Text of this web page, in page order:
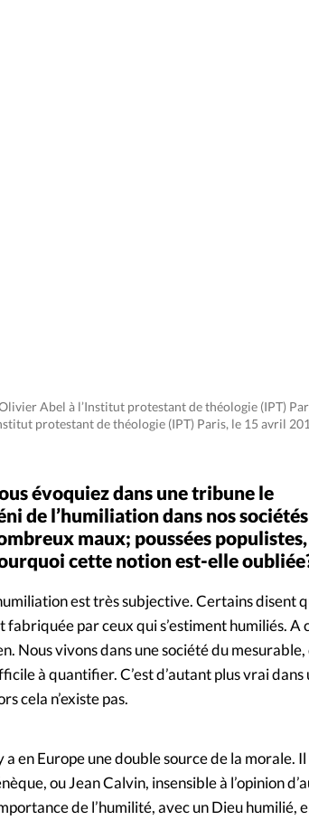
Abel à l’Institut protestant de théologie (IPT)
protestant de théologie (IPT) Paris, le 15 avril
évoquiez dans une tribune le
de l’humiliation dans nos
maux; poussées
cette notion est-elle
est très subjective. Certains disent
fabriquée par ceux qui s’estiment humiliés.
Nous vivons dans une société du
à quantifier. C’est d’autant plus vrai
cela n’existe pas.
a en Europe une double source de la morale.
ou Jean Calvin, insensible à l’opinion
de l’humilité, avec un Dieu humilié,